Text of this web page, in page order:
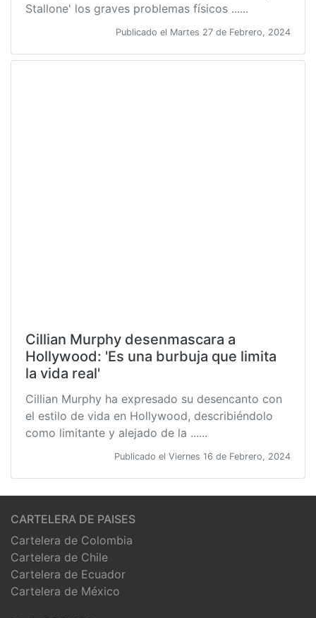
Stallone' los graves problemas físicos ......
Publicado el Martes 27 de Febrero, 2024
Cillian Murphy desenmascara a
Hollywood: 'Es una burbuja que limita
la vida real'
Cillian Murphy ha expresado su desencanto con
el estilo de vida en Hollywood, describiéndolo
como limitante y alejado de la ......
Publicado el Viernes 16 de Febrero, 2024
CARTELERA DE PAISES
Cartelera de Colombia
Cartelera de Chile
Cartelera de Ecuador
Cartelera de México